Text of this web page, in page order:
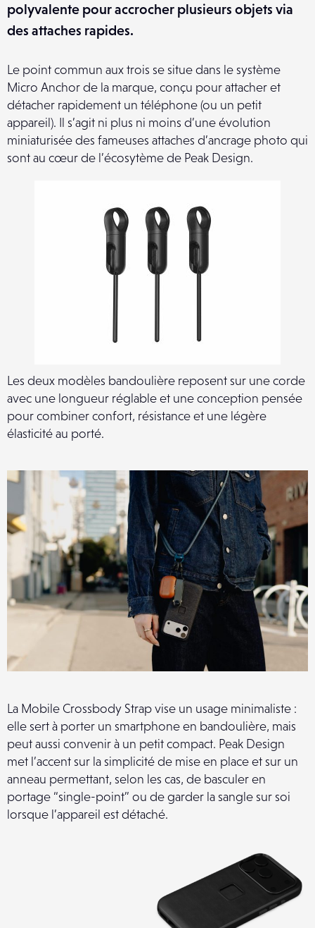
polyvalente pour accrocher plusieurs objets via
des attaches rapides.
Le point commun aux trois se situe dans le système
Micro Anchor de la marque, conçu pour attacher et
détacher rapidement un téléphone (ou un petit
appareil). Il s’agit ni plus ni moins d’une évolution
miniaturisée des fameuses attaches d’ancrage photo qui
sont au cœur de l’écosytème de Peak Design.
Les deux modèles bandoulière reposent sur une corde
avec une longueur réglable et une conception pensée
pour combiner confort, résistance et une légère
élasticité au porté.
La Mobile Crossbody Strap vise un usage minimaliste :
elle sert à porter un smartphone en bandoulière, mais
peut aussi convenir à un petit compact. Peak Design
met l’accent sur la simplicité de mise en place et sur un
anneau permettant, selon les cas, de basculer en
portage “single-point” ou de garder la sangle sur soi
lorsque l’appareil est détaché.